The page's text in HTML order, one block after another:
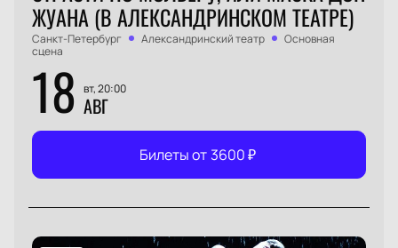
ЖУАНА (В АЛЕКСАНДРИНСКОМ ТЕАТРЕ)
Санкт-Петербург Александринский театр
Основная
сцена
18 вт, 20:00
АВГ
Билеты от 3600₽